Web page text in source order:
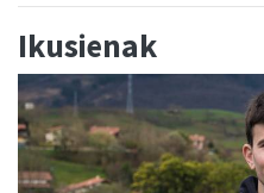
Ikusienak